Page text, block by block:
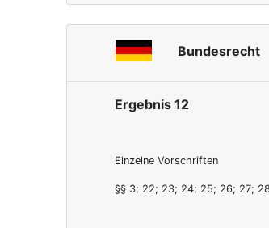
Bundesrecht
Ergebnis 12
Einzelne Vorschriften
§§ 3; 22; 23; 24; 25; 26; 27;